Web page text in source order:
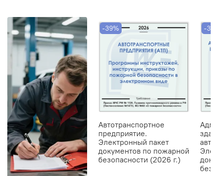
-39%
Автотранспортное
предприятие.
Электронный пакет
документов по пожарной
безопасности (2026 г.)
-